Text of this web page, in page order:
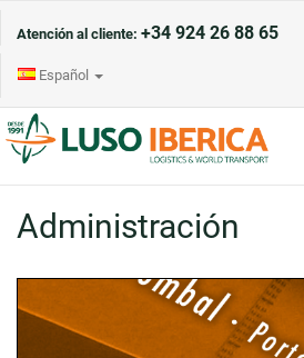
Atención al cliente: +34 924 26 88 65
Español
Administración